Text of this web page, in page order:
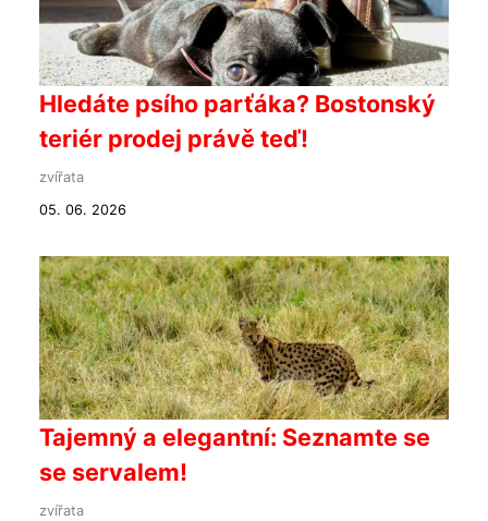
Hledáte psího parťáka? Bostonský
teriér prodej právě teď!
zvířata
05. 06. 2026
Tajemný a elegantní: Seznamte se
se servalem!
zvířata